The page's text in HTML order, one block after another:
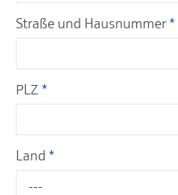
Straße und Hausnummer *
PLZ *
Land *
---